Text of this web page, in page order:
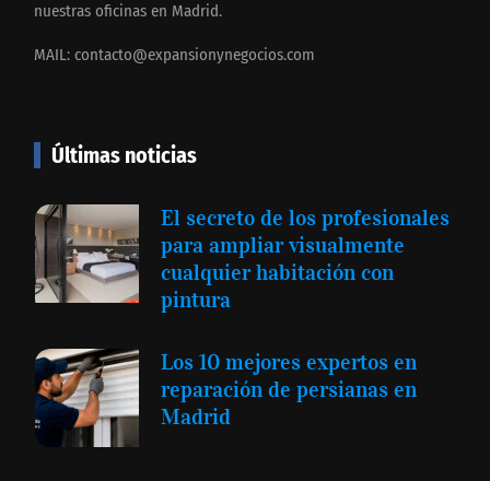
nuestras oficinas en Madrid.
MAIL: contacto@expansionynegocios.com
Últimas noticias
El secreto de los profesionales
para ampliar visualmente
cualquier habitación con
pintura
Los 10 mejores expertos en
reparación de persianas en
Madrid